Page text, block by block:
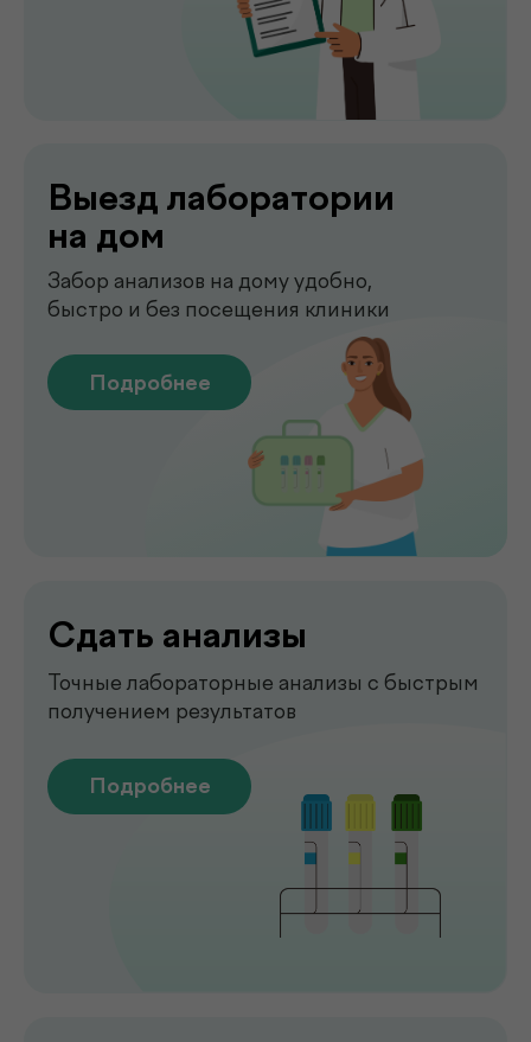
Точные лабораторные анализы с быстрым
Рентген
Быстрая и точная диагностика состояния
Чек-апы
Комплексная диагностика для
Подробнее